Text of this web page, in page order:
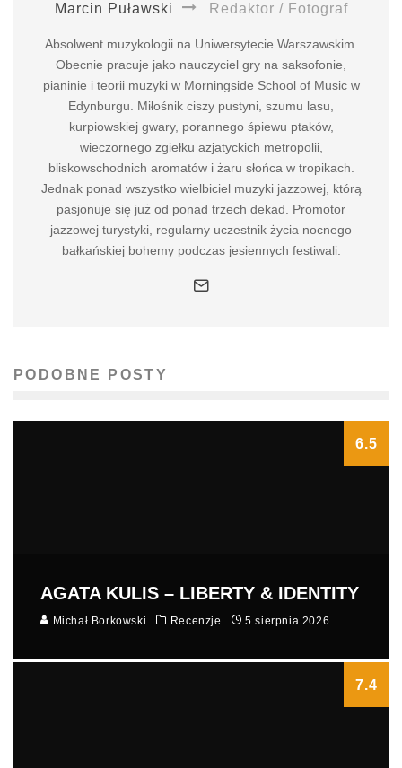
Marcin Puławski Redaktor / Fotograf
Absolwent muzykologii na Uniwersytecie Warszawskim.
Obecnie pracuje jako nauczyciel gry na saksofonie,
pianinie i teorii muzyki w Morningside School of Music w
Edynburgu. Miłośnik ciszy pustyni, szumu lasu,
kurpiowskiej gwary, porannego śpiewu ptaków,
wieczornego zgiełku azjatyckich metropolii,
bliskowschodnich aromatów i żaru słońca w tropikach.
Jednak ponad wszystko wielbiciel muzyki jazzowej, którą
pasjonuje się już od ponad trzech dekad. Promotor
jazzowej turystyki, regularny uczestnik życia nocnego
bałkańskiej bohemy podczas jesiennych festiwali.
PODOBNE POSTY
6.5
AGATA KULIS – LIBERTY & IDENTITY
Michał Borkowski Recenzje 5 sierpnia 2026
7.4